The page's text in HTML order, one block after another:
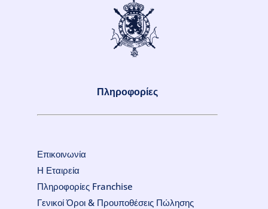
Πληροφορίες
Επικοινωνία
Η Εταιρεία
Πληροφορίες Franchise
Γενικοί Όροι & Προυποθέσεις Πώλησης